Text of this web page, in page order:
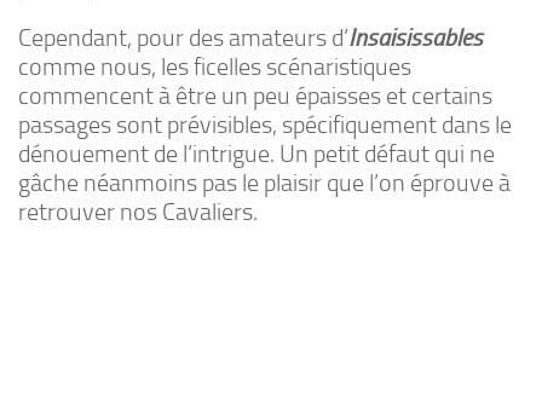
Cependant, pour des amateurs d’Insaisissables
comme nous, les ficelles scénaristiques
commencent à être un peu épaisses et certains
passages sont prévisibles, spécifiquement dans le
dénouement de l’intrigue. Un petit défaut qui ne
gâche néanmoins pas le plaisir que l’on éprouve à
retrouver nos Cavaliers.